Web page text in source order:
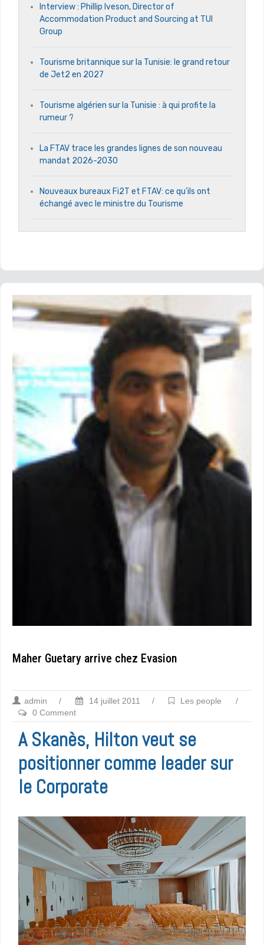
Interview : Phillip Iveson, Director of
Accommodation Product and Sourcing at TUI
Group
Tourisme britannique sur la Tunisie: le grand retour
de Jet2 en 2027
Tourisme algérien sur la Tunisie : à qui profite la
rumeur ?
La FTAV trace les grandes lignes de son nouveau
mandat 2026-2030
Nouveaux bureaux Fi2T et FTAV: ce qu’ils ont
échangé avec le ministre du Tourisme
Maher Guetary arrive chez Evasion
admin / 14 juillet 2011 / Les people
/
0 Comment
A Skanès, Hilton veut se
positionner comme leader sur
le Corporate